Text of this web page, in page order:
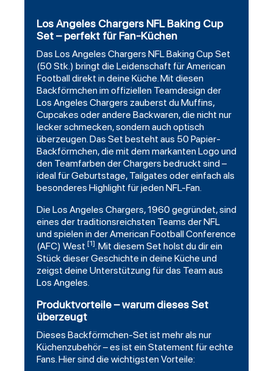
Los Angeles Chargers NFL Baking Cup
Set – perfekt für Fan-Küchen
Das Los Angeles Chargers NFL Baking Cup Set
(50 Stk.) bringt die Leidenschaft für American
Footballdirekt in deine Küche. Mit diesen
Backförmchen im offiziellen Teamdesign der
Los Angeles Chargers zauberst du Muffins,
Cupcakes oder andere Backwaren, die nicht nur
lecker schmecken, sondern auch optisch
überzeugen. Das Set besteht aus 50 Papier-
Backförmchen, die mit dem markanten Logo und
den Teamfarben der Chargers bedruckt sind –
ideal für Geburtstage, Tailgates oder einfach als
besonderes Highlight für jeden NFL-Fan.
Die Los Angeles Chargers, 1960 gegründet, sind
eines der traditionsreichsten Teams der NFL
und spielen in der American Football Conference
(AFC) West [1]. Mit diesem Set holst du dir ein
Stück dieser Geschichte in deine Küche und
zeigst deine Unterstützung für das Team aus
Los Angeles.
Produktvorteile – warum dieses Set
überzeugt
Dieses Backförmchen-Set ist mehr als nur
Küchenzubehör – es ist ein Statement für echte
Fans. Hier sind die wichtigsten Vorteile: